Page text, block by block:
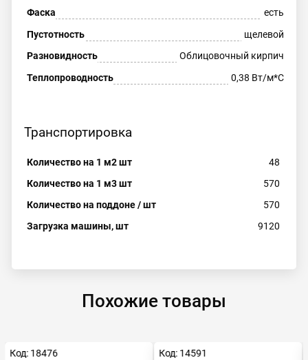
Фаска
есть
Пустотность
щелевой
Разновидность
Облицовочный кирпич
Теплопроводность
0,38 Вт/м*С
Транспортировка
Количество на 1 м2 шт
48
Количество на 1 м3 шт
570
Количество на поддоне / шт
570
Загрузка машины, шт
9120
Похожие товары
Код: 18476 Код: 14591